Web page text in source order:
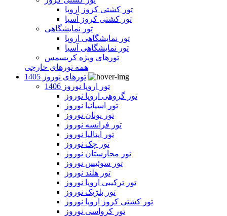
تور کشتی کروز اروپا
تور کشتی کروز آسیا
تور نمایشگاهی
تور نمایشگاهی اروپا
تور نمایشگاهی آسیا
تورهای ویژه کریسمس
همه تورهای خارجی
تورهای نوروز 1405
تور اروپا نوروز 1406
تور گروهی اروپا نوروز
تور اسپانیا نوروز
تور یونان نوروز
تور فرانسه نوروز
تور ایتالیا نوروز
تور چک نوروز
تور مجارستان نوروز
تور سوئیس نوروز
تور هلند نوروز
تور ترکیبی اروپا نوروز
تور بلژیک نوروز
تور کشتی کروز اروپا نوروز
تور کرواسی نوروز